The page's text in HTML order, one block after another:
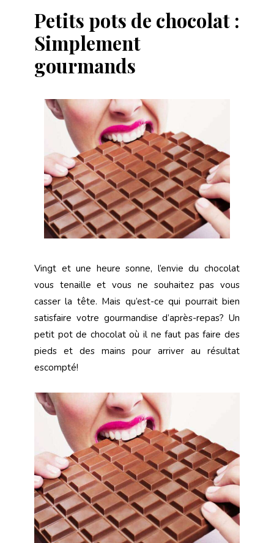
Petits pots de chocolat :
Simplement
gourmands
Vingt et une heure sonne, l’envie du chocolat
vous tenaille et vous ne souhaitez pas vous
casser la tête. Mais qu’est-ce qui pourrait bien
satisfaire votre gourmandise d’après-repas? Un
petit pot de chocolat où il ne faut pas faire des
pieds et des mains pour arriver au résultat
escompté!